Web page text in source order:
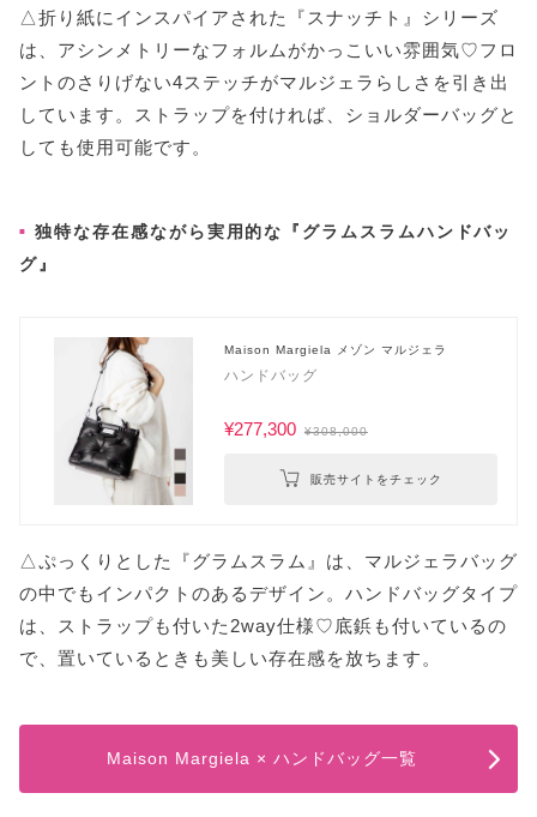
△折り紙にインスパイアされた『スナッチト』シリーズ
は、アシンメトリーなフォルムがかっこいい雰囲気♡フロ
ントのさりげない4ステッチがマルジェラらしさを引き出
しています。ストラップを付ければ、ショルダーバッグと
しても使用可能です。
独特な存在感ながら実用的な『グラムスラムハンドバッ
グ』
Maison Margiela メゾン マルジェラ
ハンドバッグ
¥277,300 ¥308,000
販売サイトをチェック
△ぷっくりとした『グラムスラム』は、マルジェラバッグ
の中でもインパクトのあるデザイン。ハンドバッグタイプ
は、ストラップも付いた2way仕様♡底鋲も付いているの
で、置いているときも美しい存在感を放ちます。
Maison Margiela × ハンドバッグ一覧